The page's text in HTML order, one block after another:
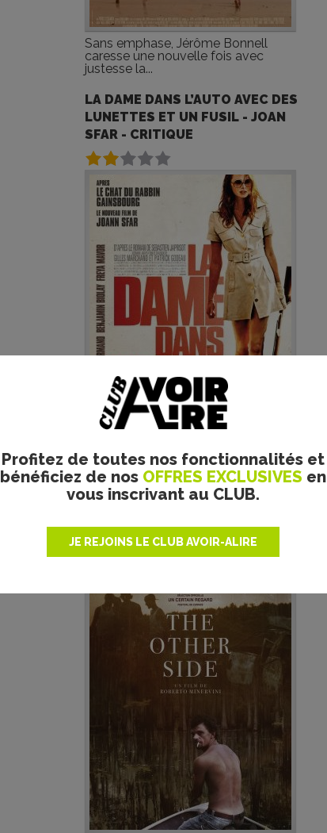
Profitez de toutes nos fonctionnalités et
bénéficiez de nos OFFRES EXCLUSIVES en
vous inscrivant au CLUB.
JE REJOINS LE CLUB AVOIR-ALIRE
Sans emphase, Jérôme Bonnell
caresse une nouvelle fois avec
justesse la...
LA DAME DANS L’AUTO AVEC DES
LUNETTES ET UN FUSIL - JOAN
SFAR - CRITIQUE
cinématographique du roman de
Sébastien Japrisot par...
MINERVINI - CRITIQUE